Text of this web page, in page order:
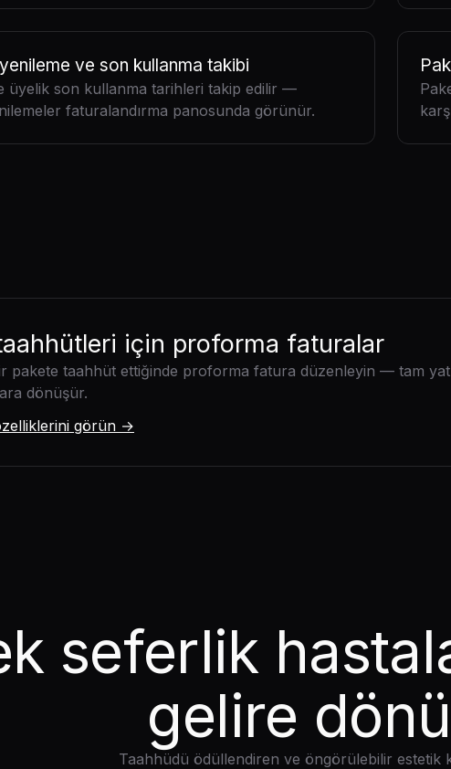
ve son kullanma takibi
üyelik son kullanma tarihleri takip edilir —
faturalandırma panosunda görünür.
için proforma faturalar
pakete taahhüt ettiğinde proforma fatura düzenleyin — tam
dönüşür.
görün →
seferlik
gelire
Taahhüdü ödüllendiren ve öngörülebilir estetik